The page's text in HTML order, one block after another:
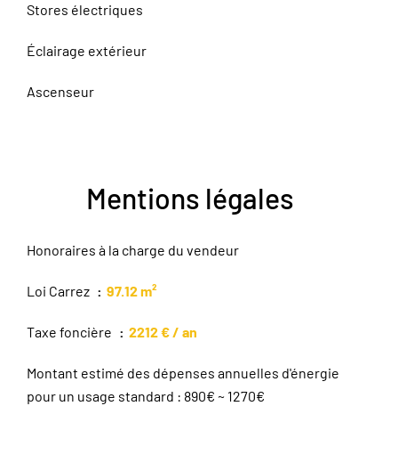
Stores électriques
Éclairage extérieur
Ascenseur
Mentions légales
Honoraires à la charge du vendeur
Loi Carrez 97.12 m²
Taxe foncière 2212 € / an
Montant estimé des dépenses annuelles d'énergie
pour un usage standard : 890€ ~ 1270€